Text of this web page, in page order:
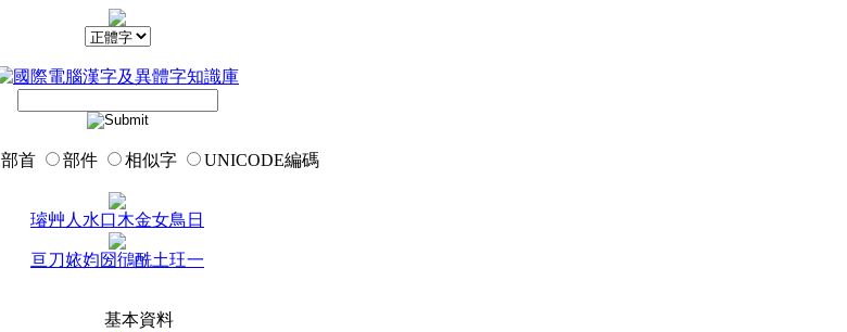
部首 部件 相似字 UNICODE編碼
璿艸 人 水口木金女鳥 日
亘刀㛄㚬圀鴴酰土玨一
基本資料